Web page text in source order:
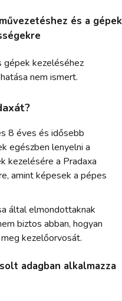
és a gépek
gépek kezeléséhez
nem ismert.
8 éves és idősebb
egészben lenyelni a
kezelésére a Pradaxa
amint képesek a pépes
által elmondottaknak
biztos abban, hogyan
kezelőorvosát.
adagban alkalmazza